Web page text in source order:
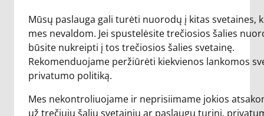
Mūsų paslauga gali turėti nuorodų į kitas svetaines,
mes nevaldom. Jei spustelėsite trečiosios šalies
būsite nukreipti į tos trečiosios šalies svetainę.
Rekomenduojame peržiūrėti kiekvienos lankomos
privatumo politiką.
Mes nekontroliuojame ir neprisiimame jokios
už trečiųjų šalių svetainių ar paslaugų turinį,